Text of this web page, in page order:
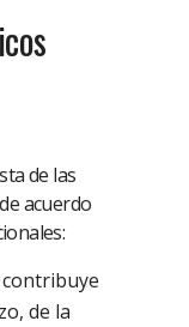
de las
acuerdo
de la